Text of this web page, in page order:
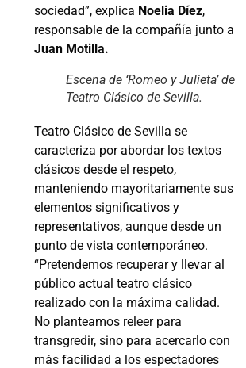
sociedad”, explica Noelia Díez,
responsable de la compañía junto a
Juan Motilla.
Escena de ‘Romeo y Julieta’ de
Teatro Clásico de Sevilla.
Teatro Clásico de Sevilla se
caracteriza por abordar los textos
clásicos desde el respeto,
manteniendo mayoritariamente sus
elementos significativos y
representativos, aunque desde un
punto de vista contemporáneo.
“Pretendemos recuperar y llevar al
público actual teatro clásico
realizado con la máxima calidad.
No planteamos releer para
transgredir, sino para acercarlo con
más facilidad a los espectadores